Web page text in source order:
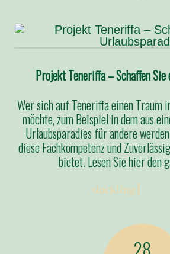
Projekt Teneriffa – Schaffen
Wer sich auf Teneriffa einen
möchte, zum Beispiel in dem aus
Urlaubsparadies für andere
diese Fachkompetenz und
bietet. Lesen Sie hier den
duckling